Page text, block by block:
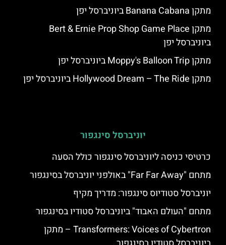
מתקן Banana Cabana ביוניברסל יפן
מתקן Bert & Ernie Prop Shop Game Place
ביוניברסל יפן
מתקן Moppy's Balloon Trip ביוניברסל יפן
מתקן Hollywood Dream – The Ride ביוניברסל יפן
יוניברסל סינגפור
כרטיסי כניסה ליוניברסל סינגפור כולל הסעה
מתחם "Far Far Away" באולפני יוניברסל בסינגפור
יוניברסל סטודיוס סינגפור: מדריך מקיף
מתחם "העולם האבוד" ביוניברסל סטודיו בסינגפור
Transformers: Voices of Cybertron – מתקן